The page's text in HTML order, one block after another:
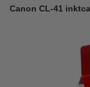
Canon CL-41